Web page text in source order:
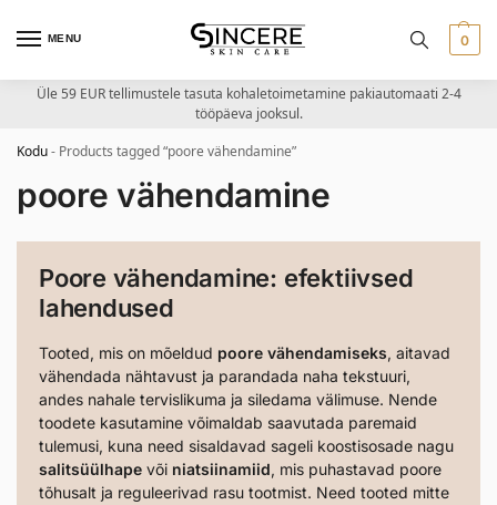
MENU 0
Üle 59 EUR tellimustele tasuta kohaletoimetamine pakiautomaati 2-4
tööpäeva jooksul.
Kodu- Products tagged “poore vähendamine”
poore vähendamine
Poore vähendamine: efektiivsed
lahendused
Tooted, mis on mõeldud poore vähendamiseks, aitavad
vähendada nähtavust ja parandada naha tekstuuri,
andes nahale tervislikuma ja siledama välimuse. Nende
toodete kasutamine võimaldab saavutada paremaid
tulemusi, kuna need sisaldavad sageli koostisosade nagu
salitsüülhape või niatsiinamiid, mis puhastavad poore
tõhusalt ja reguleerivad rasu tootmist. Need tooted mitte